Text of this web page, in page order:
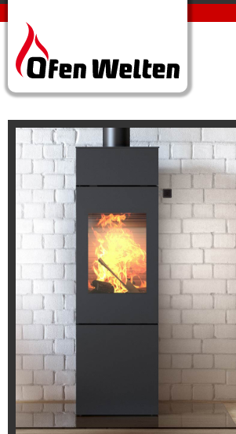
OFENWELTEN KÜBLIS MARKEN
Attika
Modernes Ambiente